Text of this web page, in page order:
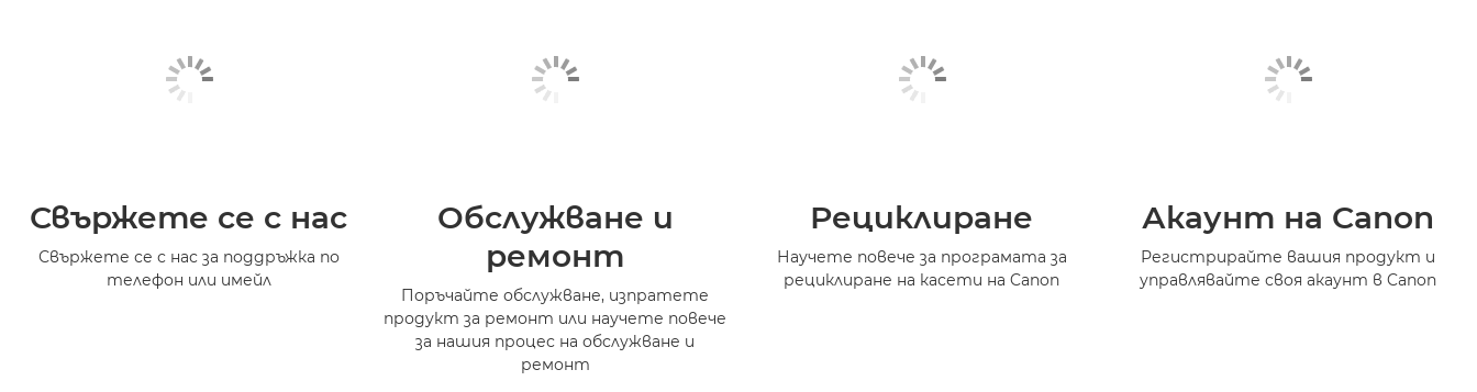
Свържете се с нас
Свържете се с нас за поддръжка по
телефон или имейл
Обслужване и
ремонт
Поръчайте обслужване, изпратете
продукт за ремонт или научете повече
за нашия процес на обслужване и
ремонт
Рециклиране
Научете повече за програмата за
рециклиране на касети на Canon
Акаунт на Canon
Регистрирайте вашия продукт и
управлявайте своя акаунт в Canon